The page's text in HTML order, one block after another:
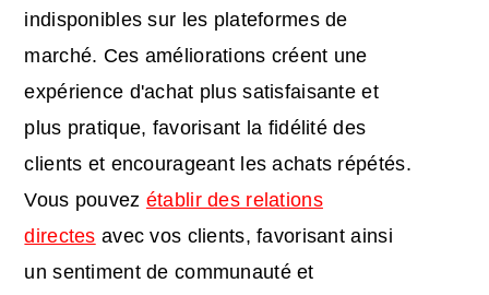
indisponibles sur les plateformes de
marché. Ces améliorations créent une
expérience d'achat plus satisfaisante et
plus pratique, favorisant la fidélité des
clients et encourageant les achats répétés.
Vous pouvez établir des relations
directes avec vos clients, favorisant ainsi
un sentiment de communauté et